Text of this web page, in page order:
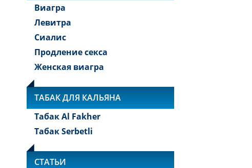
Виагра
Левитра
Сиалис
Продление секса
Женская виагра
ТАБАК ДЛЯ КАЛЬЯНА
Табак Al Fakher
Табак Serbetli
СТАТЬИ